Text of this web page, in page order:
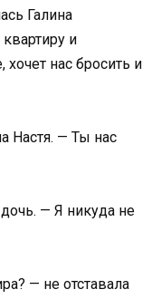
Галина
и
нас бросить и
Настя. — Ты нас
— Я никуда не
— не отставала